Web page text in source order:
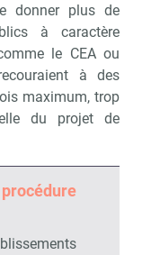
donner plus de
à caractère
le CEA ou
à des
maximum, trop
du projet de